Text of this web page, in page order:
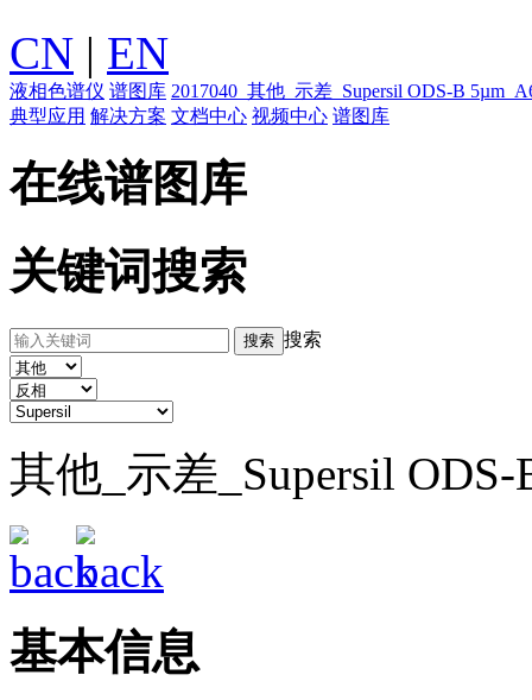
CN | EN
液相色谱仪 谱图库 2017040_其他_示差_Supersil ODS-B
典型应用 解决方案 文档中心 视频中心 谱图库
在线谱图库
关键词搜索
搜索
其他_示差_Supersil
基本信息